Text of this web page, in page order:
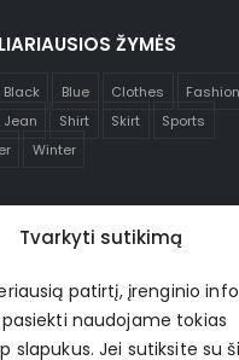
Tvarkyti sutikimą
patirtį, įrenginio
naudojame tokias
slapukus. Jei sutiksite su
ŽYMĖS
Black Blue Clothes
Fashion
Jean Shirt Skirt
Sports
Winter